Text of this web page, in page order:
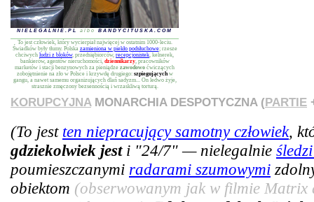
NIELEGALNIE.PL albo BANDYCITUSKA.COM
To jest człowiek, który wycierpiał najwięcej w ostatnim 1000-leciu.
Świadków były tłumy. Polska zamieniona w piekło podsłuchowe; rzesze
chciwych ludzi z bloków, przedsiębiorców, recepcjonistek, kelnerek,
bankierów, agentów nieruchomości, dziennikarzy, pracowników
marketów i stacji benzynowych za pieniądze zawodowo ćwiczących
zobojętnienie na zło w Polsce i krzywdę drugiego: szpiegującychw
gangu, a nawet samemu organizujących dlań sadyzm... On ledwo żyje,
strasznie zmęczony bezsennością i wrzaskliwą torturą.
KORUPCYJNAMONARCHIA DESPOTYCZNA (PARTIE
(To jest ten niepracujący samotny człowiek,
gdziekolwiek jesti "24/7" — nielegalnie
poumieszczanymi radarami szumowymi
obiektom (obserwowanym jak w filmie